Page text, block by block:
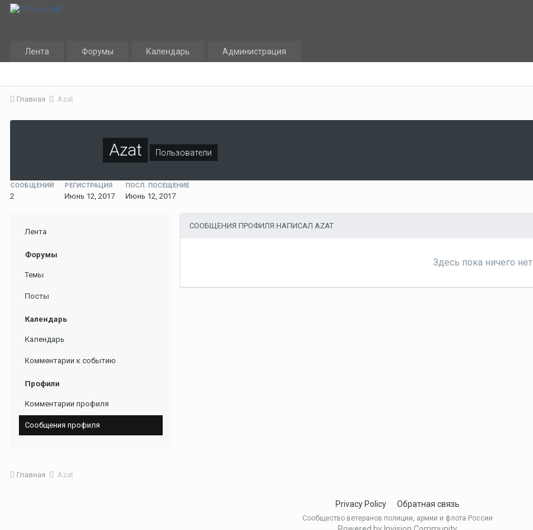
Лента Форумы Календарь Администрация
Главная Azat
Azat Пользователи
СООБЩЕНИЙ
2
РЕГИСТРАЦИЯ
Июнь 12, 2017
ПОСЛ. ПОСЕЩЕНИЕ
Июнь 12, 2017
Лента
Форумы
Темы
Посты
Календарь
Календарь
Комментарии к событию
Профили
Комментарии профиля
Сообщения профиля
СООБЩЕНИЯ ПРОФИЛЯ НАПИСАЛ AZAT
Здесь пока ничего нет
Главная Azat
Privacy Policy Обратная связь
Сообщество ветеранов полиции, армии и флота России